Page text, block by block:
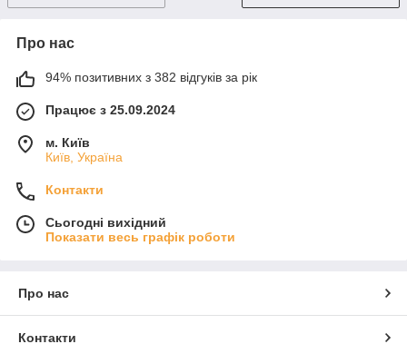
Про нас
94% позитивних з 382 відгуків за рік
Працює з 25.09.2024
м. Київ
Київ, Україна
Контакти
Сьогодні вихідний
Показати весь графік роботи
Про нас
Контакти